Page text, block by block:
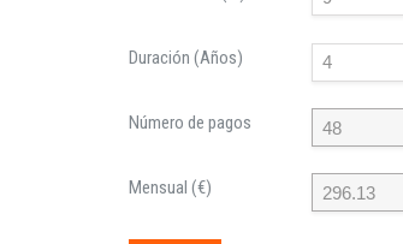
Duración (Años)
Número de pagos
Mensual (€)